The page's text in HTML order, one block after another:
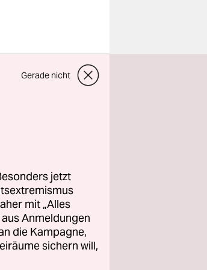
Gerade nicht
jetzt
mit „Alles
Anmeldungen
die Kampagne,
sichern will,